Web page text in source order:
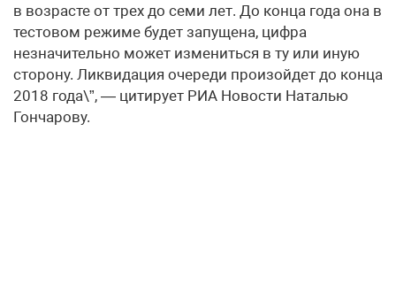
в возрасте от трех до семи лет. До конца года она в
тестовом режиме будет запущена, цифра
незначительно может измениться в ту или иную
сторону. Ликвидация очереди произойдет до конца
2018 года\”, — цитирует РИА Новости Наталью
Гончарову.